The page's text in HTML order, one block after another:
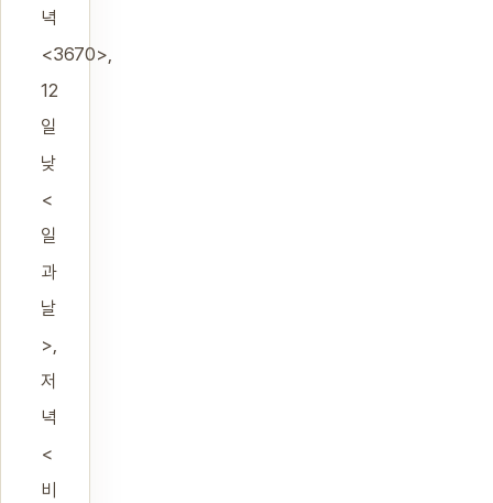
녁
<3670>,
12
일
낮
<
일
과
날
>,
저
녁
<
비